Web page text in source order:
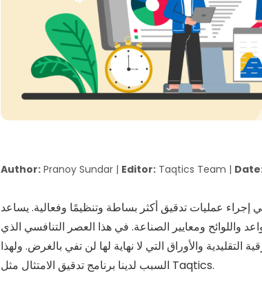
Author:Pranoy Sundar | Editor:Taqtics Team |
عمليات تدقيق أكثر بساطة وتنظيمًا وفعالية. يساعد
واللوائح ومعايير الصناعة. في هذا العصر التنافسي الذي
التقليدية والأوراق التي لا نهاية لها لن تفي بالغرض. ولهذا
السبب لدينا برنامج تدقيق الامتثال مثل Taqtics.